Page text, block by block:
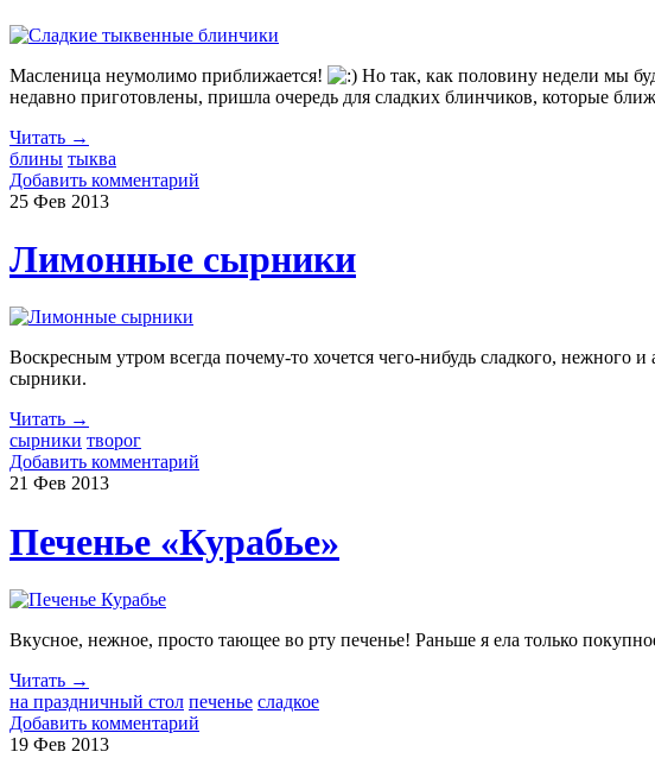
Масленица неумолимо приближается! Но так, как половину недели мы
недавно приготовлены, пришла очередь для сладких блинчиков, которые
Читать →
блины тыква
Добавить комментарий
25 Фев 2013
Лимонные сырники
Воскресным утром всегда почему-то хочется чего-нибудь сладкого, нежного
сырники.
Читать →
сырники творог
Добавить комментарий
21 Фев 2013
Печенье «Курабье»
Вкусное, нежное, просто тающее во рту печенье! Раньше я ела только
Читать →
на праздничный стол печенье сладкое
Добавить комментарий
19 Фев 2013